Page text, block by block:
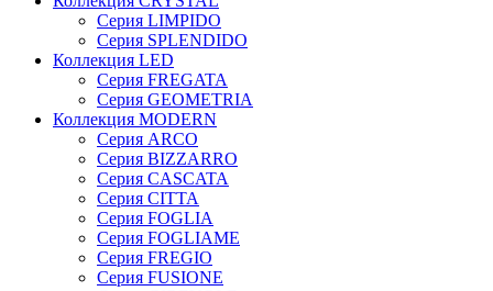
Серия LIMPIDO
Серия SPLENDIDO
Коллекция LED
Серия FREGATA
Серия GEOMETRIA
Коллекция MODERN
Серия ARCO
Серия BIZZARRO
Серия CASCATA
Серия CITTA
Серия FOGLIA
Серия FOGLIAME
Серия FREGIO
Серия FUSIONE